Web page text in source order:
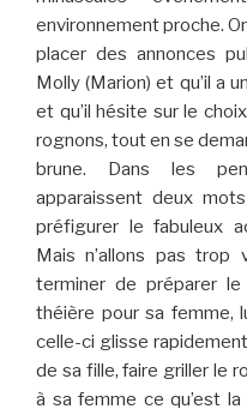
environnement proche.
placer des annonces
Molly (Marion) et qu’il a
et qu’il hésite sur le
rognons, tout en se
brune. Dans les
apparaissent deux
préfigurer le fabuleux
Mais n’allons pas trop
terminer de préparer le
théière pour sa femme,
celle-ci glisse
de sa fille, faire griller le
à sa femme ce qu’est